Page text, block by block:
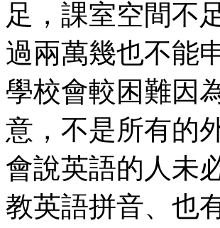
足，課室空間不
過兩萬幾也不能
學校會較困難因
意，不是所有的
會說英語的人未
教英語拼音、也